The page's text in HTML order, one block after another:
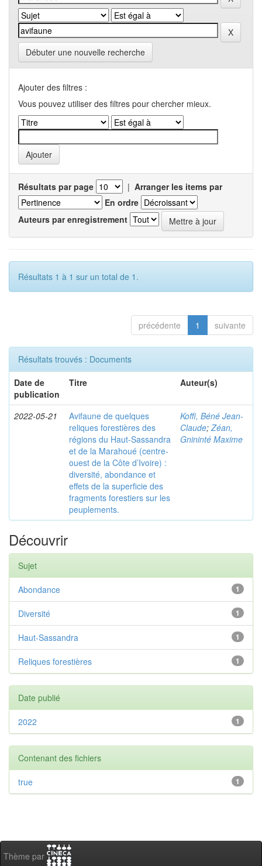
Débuter une nouvelle recherche
Ajouter des filtres :
Vous pouvez utiliser des filtres pour chercher mieux.
Résultats par page | Arranger les items par
En ordre
Auteurs par enregistrement
Résultats 1 à 1 sur un total de 1.
précédente 1 suivante
Résultats trouvés : Documents
Date de
publication
Titre Auteur(s)
2022-05-21
Avifaune de quelques
reliques forestières des
régions du Haut-Sassandra
et de la Marahoué (centre-
ouest de la Côte d’Ivoire) :
diversité, abondance et
effets de la superficie des
fragments forestiers sur les
peuplements.
Koffi, Béné Jean-
Claude; Zéan,
Gnininté Maxime
Découvrir
Sujet
1
Abondance
1
Diversité
1
Haut-Sassandra
1
Reliques forestières
Date publié
1
2022
Contenant des fichiers
1
true
Thème par